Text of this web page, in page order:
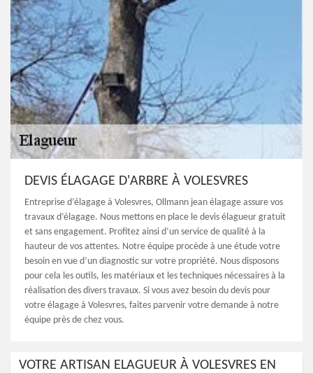
DEVIS ÉLAGAGE D'ARBRE À VOLESVRES
Entreprise d’élagage à Volesvres, Ollmann jean élagage assure vos
travaux d’élagage. Nous mettons en place le devis élagueur gratuit
et sans engagement. Profitez ainsi d’un service de qualité à la
hauteur de vos attentes. Notre équipe procède à une étude votre
besoin en vue d’un diagnostic sur votre propriété. Nous disposons
pour cela les outils, les matériaux et les techniques nécessaires à la
réalisation des divers travaux. Si vous avez besoin du devis pour
votre élagage à Volesvres, faites parvenir votre demande à notre
équipe près de chez vous.
VOTRE ARTISAN ELAGUEUR À VOLESVRES EN